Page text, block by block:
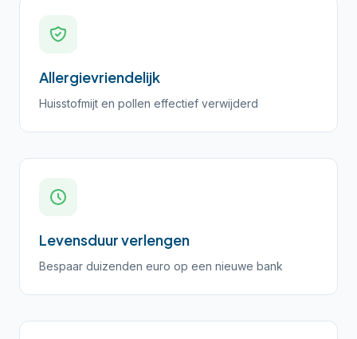
Allergievriendelijk
Huisstofmijt en pollen effectief verwijderd
Levensduur verlengen
Bespaar duizenden euro op een nieuwe bank